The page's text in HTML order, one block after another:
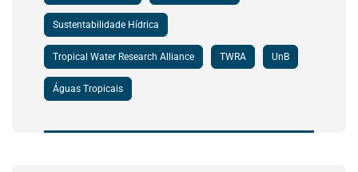
Sustentabilidade Hídrica
Tropical Water Research Alliance TWRA UnB
Águas Tropicais